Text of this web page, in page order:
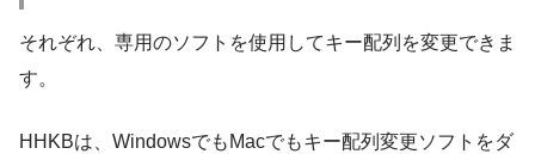
それぞれ、専用のソフトを使用してキー配列を変更できま
す。
HHKBは、WindowsでもMacでもキー配列変更ソフトをダ